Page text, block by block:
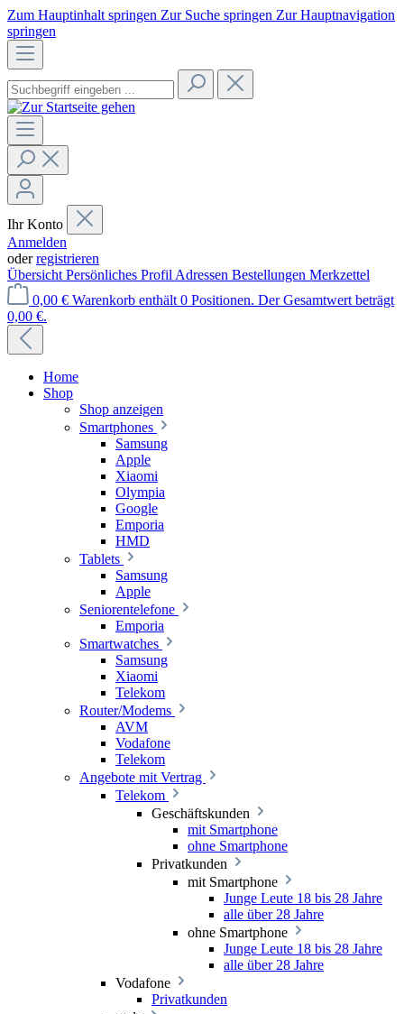
Zum Hauptinhalt springen Zur Suche springen Zur Hauptnavigation
springen
Ihr Konto
Anmelden
oderregistrieren
Übersicht Persönliches Profil Adressen Bestellungen Merkzettel
0,00 € Warenkorb enthält 0 Positionen. Der Gesamtwert beträgt
0,00 €.
Home
Shop
Shop anzeigen
Smartphones
Samsung
Apple
Xiaomi
Olympia
Google
Emporia
HMD
Tablets
Samsung
Apple
Seniorentelefone
Emporia
Smartwatches
Samsung
Xiaomi
Telekom
Router/Modems
AVM
Vodafone
Telekom
Angebote mit Vertrag
Telekom
Geschäftskunden
mit Smartphone
ohne Smartphone
Privatkunden
mit Smartphone
Junge Leute 18 bis 28 Jahre
alle über 28 Jahre
ohne Smartphone
Junge Leute 18 bis 28 Jahre
alle über 28 Jahre
Vodafone
Privatkunden